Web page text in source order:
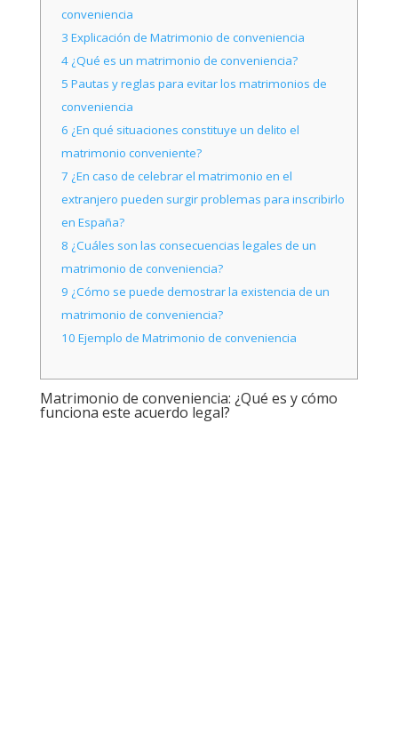
conveniencia
3 Explicación de Matrimonio de conveniencia
4 ¿Qué es un matrimonio de conveniencia?
5 Pautas y reglas para evitar los matrimonios de
conveniencia
6 ¿En qué situaciones constituye un delito el
matrimonio conveniente?
7 ¿En caso de celebrar el matrimonio en el
extranjero pueden surgir problemas para inscribirlo
en España?
8 ¿Cuáles son las consecuencias legales de un
matrimonio de conveniencia?
9 ¿Cómo se puede demostrar la existencia de un
matrimonio de conveniencia?
10 Ejemplo de Matrimonio de conveniencia
Matrimonio de conveniencia: ¿Qué es y cómo
funciona este acuerdo legal?